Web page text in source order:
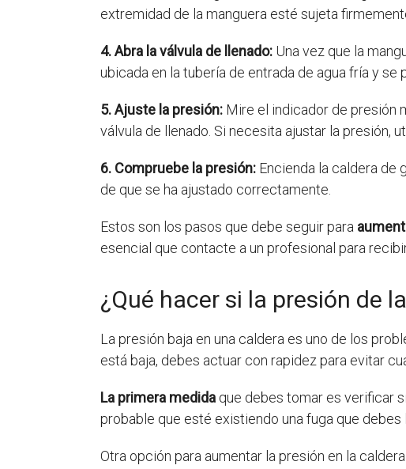
extremidad de la manguera esté sujeta
4. Abra la válvula de llenado: Una vez que la
ubicada en la tubería de entrada de agua fría y se
5. Ajuste la presión: Mire el indicador de presión
válvula de llenado. Si necesita ajustar la presión,
6. Compruebe la presión: Encienda la caldera de
de que se ha ajustado correctamente.
Estos son los pasos que debe seguir para
esencial que contacte a un profesional para
¿Qué hacer si la presión de
La presión baja en una caldera es uno de los
está baja, debes actuar con rapidez para evitar
La primera medida que debes tomar es verificar
probable que esté existiendo una fuga que
Otra opción para aumentar la presión en la